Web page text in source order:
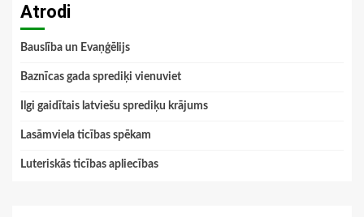
Atrodi
Bauslība un Evaņģēlijs
Baznīcas gada sprediķi vienuviet
Ilgi gaidītais latviešu sprediķu krājums
Lasāmviela ticības spēkam
Luteriskās ticības apliecības